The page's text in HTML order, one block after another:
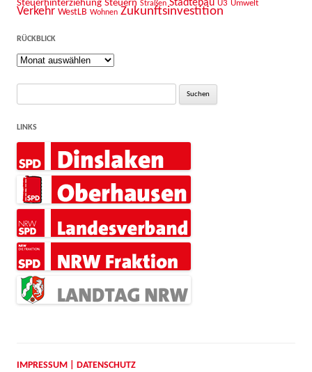
Steuerhinterziehung Steuern Straßen Städtebau U3 Umwelt
Verkehr WestLB Wohnen Zukunftsinvestition
RÜCKBLICK
Rückblick
Suche
LINKS
IMPRESSUM | DATENSCHUTZ